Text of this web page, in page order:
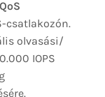
QoS
csatlakozón.
olvasási/
IOPS